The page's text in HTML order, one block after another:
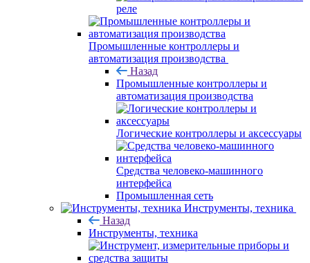
реле
Промышленные контроллеры и
автоматизация производства
Назад
Промышленные контроллеры и
автоматизация производства
Логические контроллеры и аксессуары
Средства человеко-машинного
интерфейса
Промышленная сеть
Инструменты, техника
Назад
Инструменты, техника